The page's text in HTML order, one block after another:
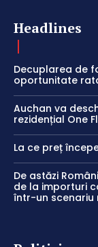
Headlines
Decuplarea de
oportunitate
Auchan va
rezidențial One
La ce preț
De astăzi
de la importuri
într-un scenariu